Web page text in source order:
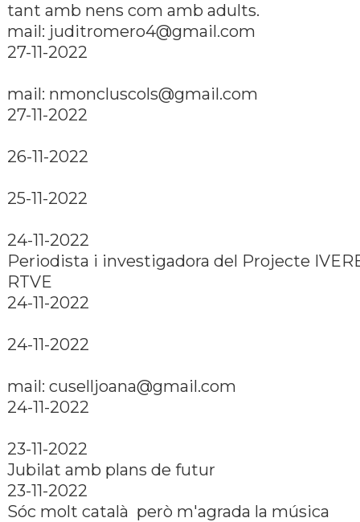
tant amb nens com amb adults.
mail: juditromero4@gmail.com
27-11-2022
mail: nmoncluscols@gmail.com
27-11-2022
26-11-2022
25-11-2022
24-11-2022
Periodista i investigadora del Projecte
RTVE
24-11-2022
24-11-2022
mail: cuselljoana@gmail.com
24-11-2022
23-11-2022
Jubilat amb plans de futur
23-11-2022
Sóc molt català però m'agrada la música